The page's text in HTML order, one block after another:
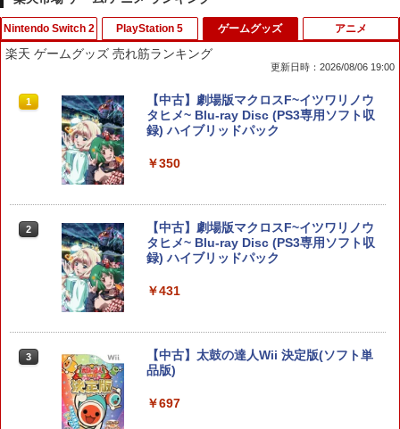
Nintendo Switch 2
1
【特典】Nintendo Switch 2 冒険家エリ
オットの千年物語[スクウェア・エニック
ス]【送料無料】《発売済・在庫品》
￥5,236
2
スクウェア・エニックス FINAL FANTA
SY VII REBIRTH【Switch 2】 POTPAB
MTA [POTPABMTA]
￥5,910
3
●【新品】【Switch2】 スプラトゥーン
レイダース 【CERO A(全年齢対象)】
￥6,500
PlayStation 5
1
PS5 スティックカバー コントローラー
交換用 スティックキャップ PS4 コント
ローラー / PS5 コントローラー / PS5 コ
辺機器 ホコリ防止 全面保護 快適なグリ
￥630
SALE プロフリーク チーキー フリーク2
段階高さ調節 profreek PS4 PS5 ninten
do switchプロコン対応【定形外郵便の
み送料無料】しまリス堂※箱壊れによる
返品交換はお受けできません
￥2,490
ゲームグッズ
楽天 ゲームグッズ 売れ筋ランキング
更新日時：2026/08/06 19:00
1
【中古】劇場版マクロスF~イツワリノウ
タヒメ~ Blu-ray Disc (PS3専用ソフト収
録) ハイブリッドパック
￥350
2
【中古】劇場版マクロスF~イツワリノウ
タヒメ~ Blu-ray Disc (PS3専用ソフト収
録) ハイブリッドパック
￥431
3
【中古】太鼓の達人Wii 決定版(ソフト単
品版)
￥697
アニメ